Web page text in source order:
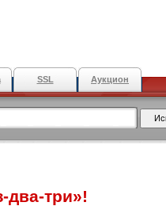
SSL Аукцион
два-три»!